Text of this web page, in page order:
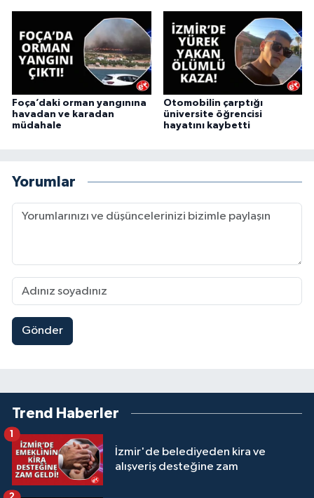
Foça’daki orman yangınına
havadan ve karadan
müdahale
Otomobilin çarptığı
üniversite öğrencisi
hayatını kaybetti
Yorumlar
Gönder
Trend Haberler
İzmir'de belediyeden kira ve
alışveriş desteğine zam
1